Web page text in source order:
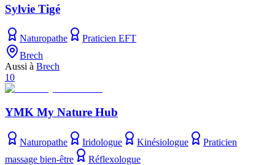
Sylvie Tigé
Naturopathe
Praticien EFT
Brech
Aussi à Brech
10
YMK My Nature Hub
Naturopathe Iridologue Kinésiologue
Praticien
massage bien-être
Réflexologue